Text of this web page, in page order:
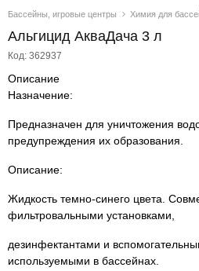
Бассейны, игровые центры Химия для
Альгицид АкваДача 3 л
Код: 362937
Описание
Назначение:
Предназначен для уничтожения
предупреждения их образования.
Описание:
Жидкость темно-синего цвета.
фильтровальными установками,
дезинфектантами и
используемыми в бассейнах.